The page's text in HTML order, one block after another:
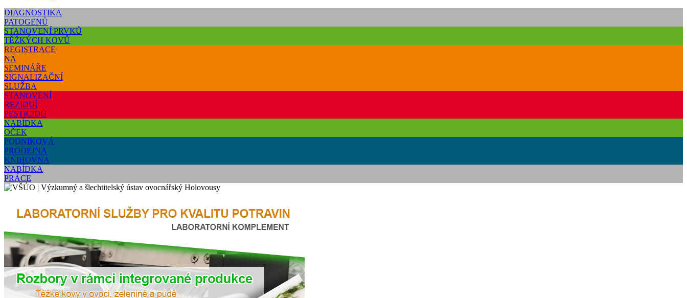
DIAGNOSTIKA
PATOGENŮ
STANOVENÍ PRVKŮ
TĚŽKÝCH KOVŮ
REGISTRACE
NA
SEMINÁŘE
SIGNALIZAČNÍ
SLUŽBA
STANOVENÍ
REZIDUÍ
PESTICIDŮ
NABÍDKA
OČEK
PODNIKOVÁ
PRODEJNA
KNIHOVNA
NABÍDKA
PRÁCE